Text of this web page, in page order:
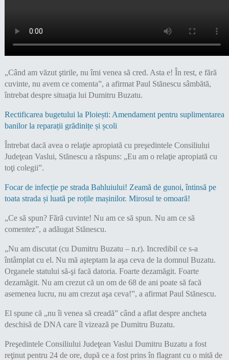
„Când am văzut ştirile, nu îmi venea să cred. Asta e! În rest, e fără
cuvinte, nu avem ce comenta”, a afirmat Paul Stănescu sâmbătă,
întrebat despre situaţia lui Dumitru Buzatu.
Rectificarea bugetului la Ploiești: Amendament pentru suplimentarea
banilor la reparații grădinițe și școli
Întrebat dacă avea o relaţie apropiată cu preşedintele Consiliului
Judeţean Vaslui, Stănescu a răspuns: „Eu am o relaţie apropiată cu
toţi colegii”.
Focar de infecție pe strada Bahluiului! Zeamă de gunoi, întinsă pe
toata strada și luată pe roțile mașinilor. Mirosul te omoară!
„Ce să spun? Fără cuvinte! Nu am ce să spun. Nu am ce să
comentez”, a adăugat Stănescu.
„Nu am discutat (cu Dumitru Buzatu – n.r). Incredibil ce s-a
întâmplat cu el. Nu mă aşteptam la aşa ceva de la domnul Buzatu.
Organele statului să-şi facă datoria. Foarte dezamăgit. Foarte
dezamăgit. Nu am crezut că un om de 68 de ani poate să facă
asemenea lucru, nu am crezut aşa ceva!”, a afirmat Paul Stănescu.
El spune că „nu îi venea să creadă” când a aflat despre ancheta
deschisă de DNA care îl vizează pe Dumitru Buzatu.
Preşedintele Consiliului Judeţean Vaslui Dumitru Buzatu a fost
reţinut pentru 24 de ore, după ce a fost prins în flagrant cu o mită de